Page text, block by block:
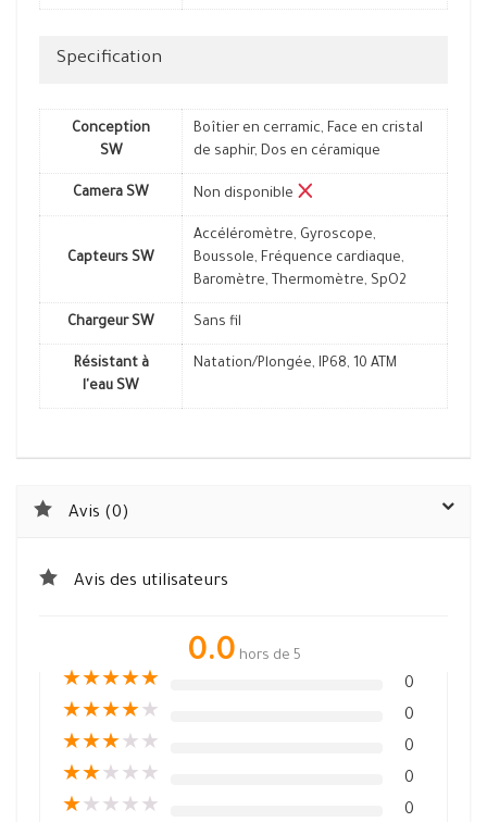
Specification
Conception
SW
Boîtier en cerramic, Face en cristal
de saphir, Dos en céramique
Camera SW Non disponible
Capteurs SW
Accéléromètre, Gyroscope,
Boussole, Fréquence cardiaque,
Baromètre, Thermomètre, SpO2
Chargeur SW Sans fil
Résistant à
l'eau SW
Natation/Plongée, IP68, 10 ATM
Avis (0)
Avis des utilisateurs
0.0 hors de 5
★★★★★ 0
★★★★★ 0
★★★★ ★ 0
★★★ ★ ★ 0
★★ ★ ★ ★ 0